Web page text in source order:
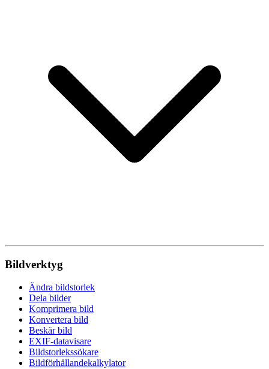
Bildverktyg
Ändra bildstorlek
Dela bilder
Komprimera bild
Konvertera bild
Beskär bild
EXIF-datavisare
Bildstorlekssökare
Bildförhållandekalkylator